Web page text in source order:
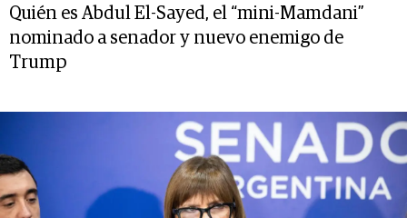
Quién es Abdul El-Sayed, el “mini-Mamdani”
nominado a senador y nuevo enemigo de
Trump